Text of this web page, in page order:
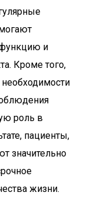
и
Кроме того,
роль в
пациенты,
значительно
жизни.